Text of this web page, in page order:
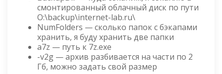
смонтированный облачный диск по пути
O:\backup\internet-lab.ru\
NumFolders — сколько папок с бэкапами
хранить, я буду хранить две папки
a7z — путь к 7z.exe
-v2g — архив разбивается на части по 2
Гб, можно задать свой размер